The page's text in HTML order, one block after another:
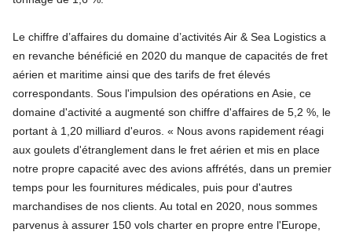
Le chiffre d’affaires du domaine d’activités Air & Sea Logistics a
en revanche bénéficié en 2020 du manque de capacités de fret
aérien et maritime ainsi que des tarifs de fret élevés
correspondants. Sous l'impulsion des opérations en Asie, ce
domaine d'activité a augmenté son chiffre d'affaires de 5,2 %, le
portant à 1,20 milliard d'euros. « Nous avons rapidement réagi
aux goulets d'étranglement dans le fret aérien et mis en place
notre propre capacité avec des avions affrétés, dans un premier
temps pour les fournitures médicales, puis pour d'autres
marchandises de nos clients. Au total en 2020, nous sommes
parvenus à assurer 150 vols charter en propre entre l'Europe,